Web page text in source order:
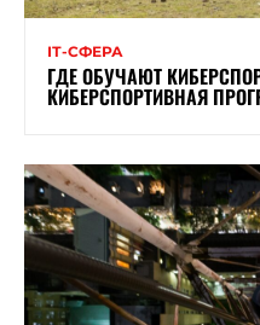
ІТ-СФЕРА
ГДЕ ОБУЧАЮТ
КИБЕРСПОРТИВНАЯ